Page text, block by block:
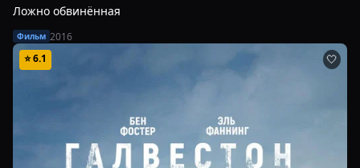
Ложно обвинённая
Фильм 2016
⭐6.1 🤍